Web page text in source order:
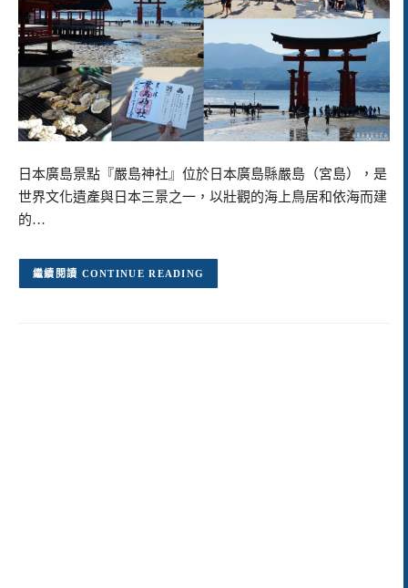
日本廣島景點『嚴島神社』位於日本廣島縣嚴島（宮島），是
世界文化遺產與日本三景之一，以壯觀的海上鳥居和依海而建
的…
CONTINUE READING